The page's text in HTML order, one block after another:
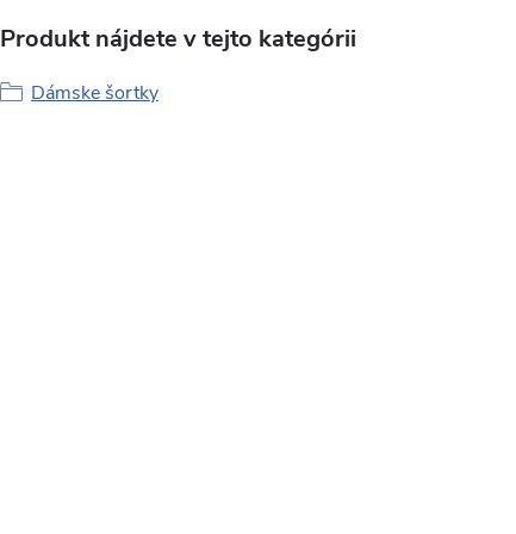
Produkt nájdete v tejto kategórii
Dámske šortky